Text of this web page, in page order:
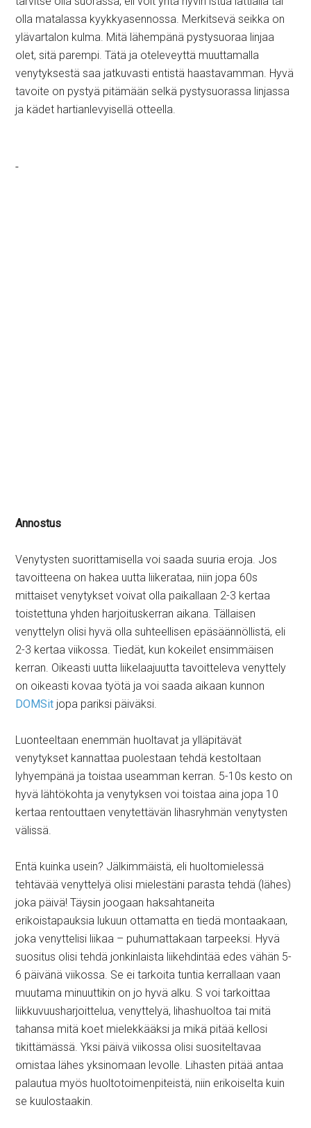
olla matalassa kyykkyasennossa. Merkitsevä seikka on
ylävartalon kulma. Mitä lähempänä pystysuoraa linjaa
olet, sitä parempi. Tätä ja oteleveyttä muuttamalla
venytyksestä saa jatkuvasti entistä haastavamman. Hyvä
tavoite on pystyä pitämään selkä pystysuorassa linjassa
ja kädet hartianlevyisellä otteella.
Annostus
Venytysten suorittamisella voi saada suuria eroja. Jos
tavoitteena on hakea uutta liikerataa, niin jopa 60s
mittaiset venytykset voivat olla paikallaan 2-3 kertaa
toistettuna yhden harjoituskerran aikana. Tällaisen
venyttelyn olisi hyvä olla suhteellisen epäsäännöllistä, eli
2-3 kertaa viikossa. Tiedät, kun kokeilet ensimmäisen
kerran. Oikeasti uutta liikelaajuutta tavoitteleva venyttely
on oikeasti kovaa työtä ja voi saada aikaan kunnon
DOMSit jopa pariksi päiväksi.
Luonteeltaan enemmän huoltavat ja ylläpitävät
venytykset kannattaa puolestaan tehdä kestoltaan
lyhyempänä ja toistaa useamman kerran. 5-10s kesto on
hyvä lähtökohta ja venytyksen voi toistaa aina jopa 10
kertaa rentouttaen venytettävän lihasryhmän venytysten
välissä.
Entä kuinka usein? Jälkimmäistä, eli huoltomielessä
tehtävää venyttelyä olisi mielestäni parasta tehdä (lähes)
joka päivä! Täysin joogaan haksahtaneita
erikoistapauksia lukuun ottamatta en tiedä montaakaan,
joka venyttelisi liikaa – puhumattakaan tarpeeksi. Hyvä
suositus olisi tehdä jonkinlaista liikehdintää edes vähän 5-
6 päivänä viikossa. Se ei tarkoita tuntia kerrallaan vaan
muutama minuuttikin on jo hyvä alku. S voi tarkoittaa
liikkuvuusharjoittelua, venyttelyä, lihashuoltoa tai mitä
tahansa mitä koet mielekkääksi ja mikä pitää kellosi
tikittämässä. Yksi päivä viikossa olisi suositeltavaa
omistaa lähes yksinomaan levolle. Lihasten pitää antaa
palautua myös huoltotoimenpiteistä, niin erikoiselta kuin
se kuulostaakin.